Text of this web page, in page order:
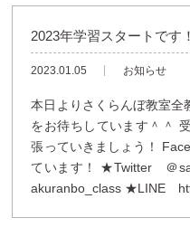
2023年学習スタートです！
2023.01.05 お知らせ
本日よりさくらんぼ教室全
をお待ちしています＾＾
張っていきましょう！
ています！ ★Twitter ＠
akuranbo_class ★LINE